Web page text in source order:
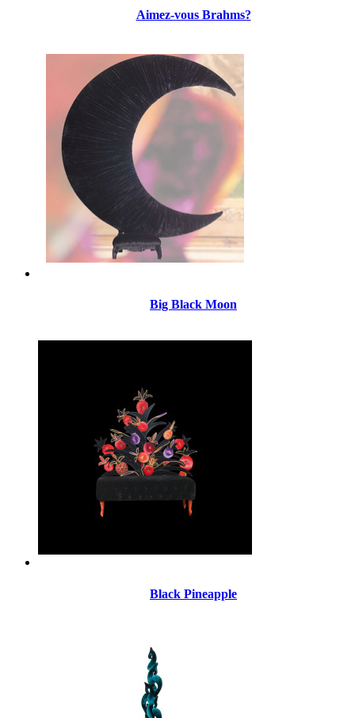
Aimez-vous Brahms?
Big Black Moon
Black Pineapple